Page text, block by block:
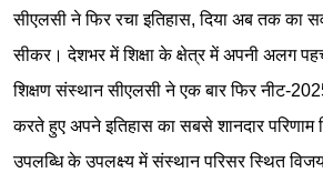
सीएलसी ने फिर रचा इतिहास, दिया अब तक का
सीकर। देशभर में शिक्षा के क्षेत्र में अपनी अलग
शिक्षण संस्थान सीएलसी ने एक बार फिर नीट-
करते हुए अपने इतिहास का सबसे शानदार परिणाम
उपलब्धि के उपलक्ष्य में संस्थान परिसर स्थित